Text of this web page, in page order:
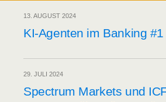
13. AUGUST 2024
KI-Agen­ten im Ban­king #1
29. JULI 2024
Spec­trum Mar­kets und